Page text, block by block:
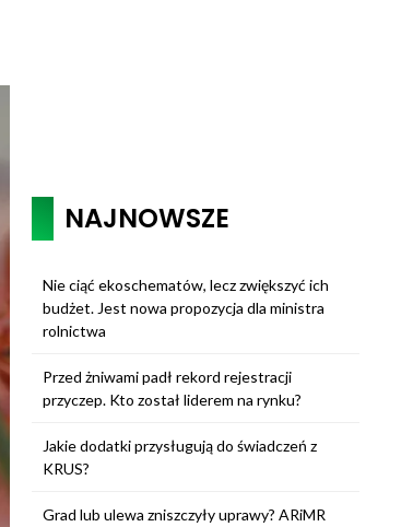
NAJNOWSZE
Nie ciąć ekoschematów, lecz zwiększyć ich
budżet. Jest nowa propozycja dla ministra
rolnictwa
Przed żniwami padł rekord rejestracji
przyczep. Kto został liderem na rynku?
Jakie dodatki przysługują do świadczeń z
KRUS?
Grad lub ulewa zniszczyły uprawy? ARiMR